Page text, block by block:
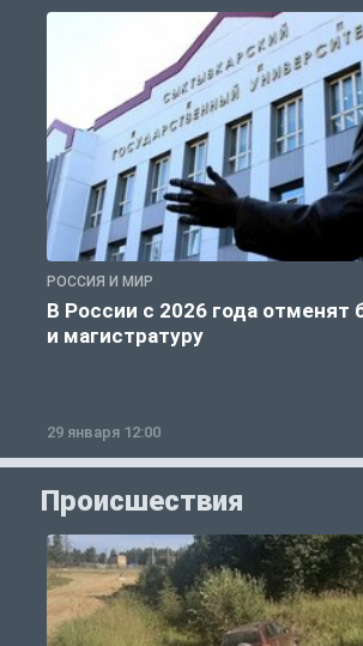
РОССИЯ И МИР
В России с 2026 года отменят
и магистратуру
29 января 12:00
Происшествия